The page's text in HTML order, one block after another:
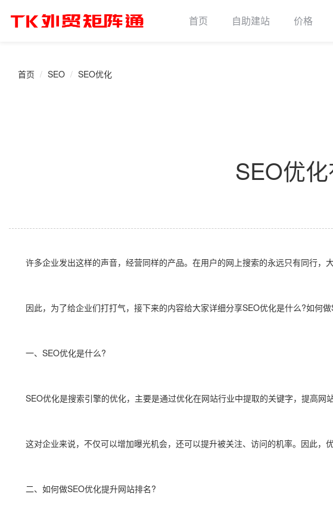
首页 自助建站 价格
首页 SEO SEO优化
SEO优
许多企业发出这样的声音，经营同样的产品。在用户的网上搜索的永远只有同行，
因此，为了给企业们打打气，接下来的内容给大家详细分享SEO优化是什么?如何做
一、SEO优化是什么?
SEO优化是搜索引擎的优化，主要是通过优化在网站行业中提取的关键字，提高网
这对企业来说，不仅可以增加曝光机会，还可以提升被关注、访问的机率。因此，
二、如何做SEO优化提升网站排名?